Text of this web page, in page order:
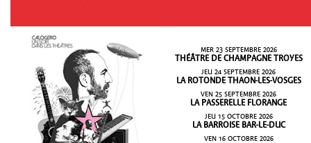
MER 23 SEPTEMBRE 2026
THÉÂTRE DE CHAMPAGNE TROYES
JEU 24 SEPTEMBRE 2026
LA ROTONDE THAON-LES-VOSGES
VEN 25 SEPTEMBRE 2026
LA PASSERELLE FLORANGE
JEU 15 OCTOBRE 2026
LA BARROISE BAR-LE-DUC
VEN 16 OCTOBRE 2026